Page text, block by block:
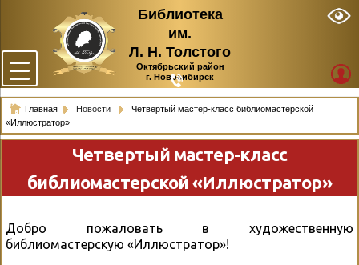
Библиотека
им.
Л. Н. Толстого
Октябрьский район
г. Новосибирск
Главная Новости
Четвертый мастер-класс библиомастерской
«Иллюстратор»
Четвертый мастер-класс
библиомастерской «Иллюстратор»
Добро пожаловать в художественную
библиомастерскую «Иллюстратор»!